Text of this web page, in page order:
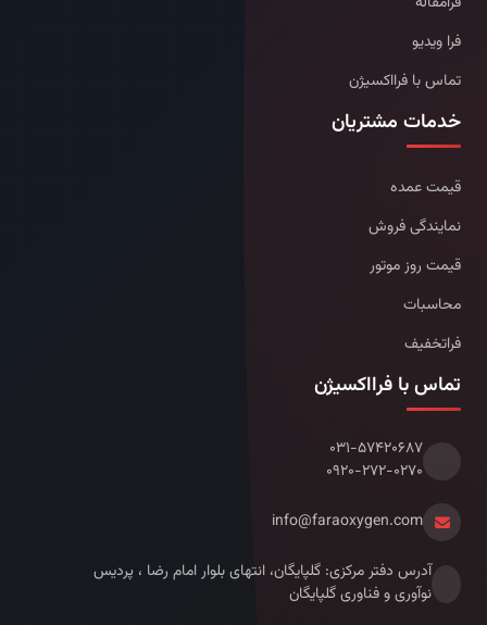
فرا ویدیو
تماس با فرااکسیژن
خدمات مشتریان
قیمت عمده
نمایندگی فروش
قیمت روز موتور
محاسبات
فراتخفیف
تماس با فرااکسیژن
۰۳۱-۵۷۴۲۰۶۸۷
۰۹۲۰-۲۷۲-۰۲۷۰
info@faraoxygen.com
آدرس دفتر مرکزی: گلپایگان، انتهای بلوار امام رضا ، پردیس
نوآوری و فناوری گلپایگان